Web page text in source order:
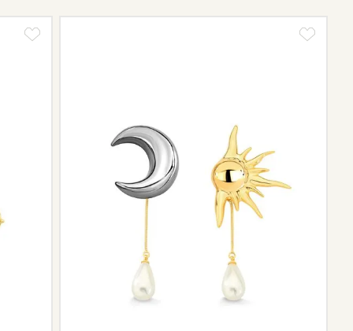
da trajetória da marca podem não contar mais com o